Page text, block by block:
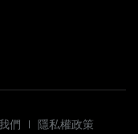
們 隱私權政策